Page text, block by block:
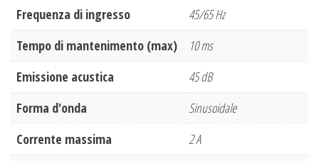
Frequenza di ingresso
45/65 Hz
Tempo di mantenimento (max)
10 ms
Emissione acustica
45 dB
Forma d'onda
Sinusoidale
Corrente massima
2 A